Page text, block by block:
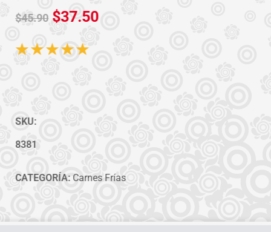
$45.90 $37.50
☆☆☆☆☆
SKU:
8381
CATEGORÍA: Carnes Frías